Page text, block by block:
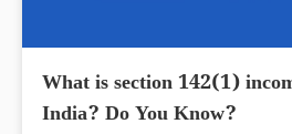
What is section 142(1)
India? Do You Know?